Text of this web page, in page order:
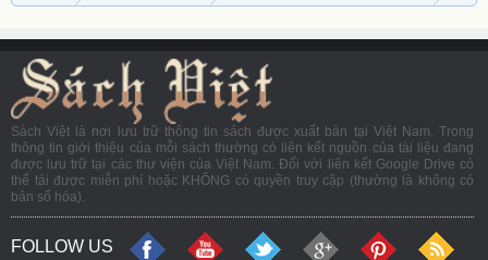
Sách Việt là nơi lưu trữ thông tin sách được xuất bản tại Việt Nam. Trong
thông tin giới thiệu của mỗi sách thường có liên kết nguồn của tài liệu đang
được lưu trữ tại các thư viện của Việt Nam. Đối với liên kết Google Drive có
thể tải được miễn phí hoặc KHÔNG có quyền truy cập (thường là không có
bản số hóa).
FOLLOW US